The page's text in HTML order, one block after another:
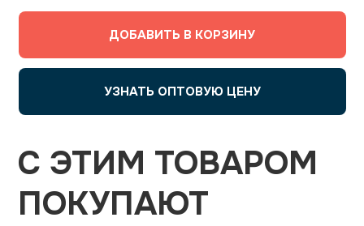
ДОБАВИТЬ В КОРЗИНУ
УЗНАТЬ ОПТОВУЮ ЦЕНУ
С ЭТИМ ТОВАРОМ
ПОКУПАЮТ